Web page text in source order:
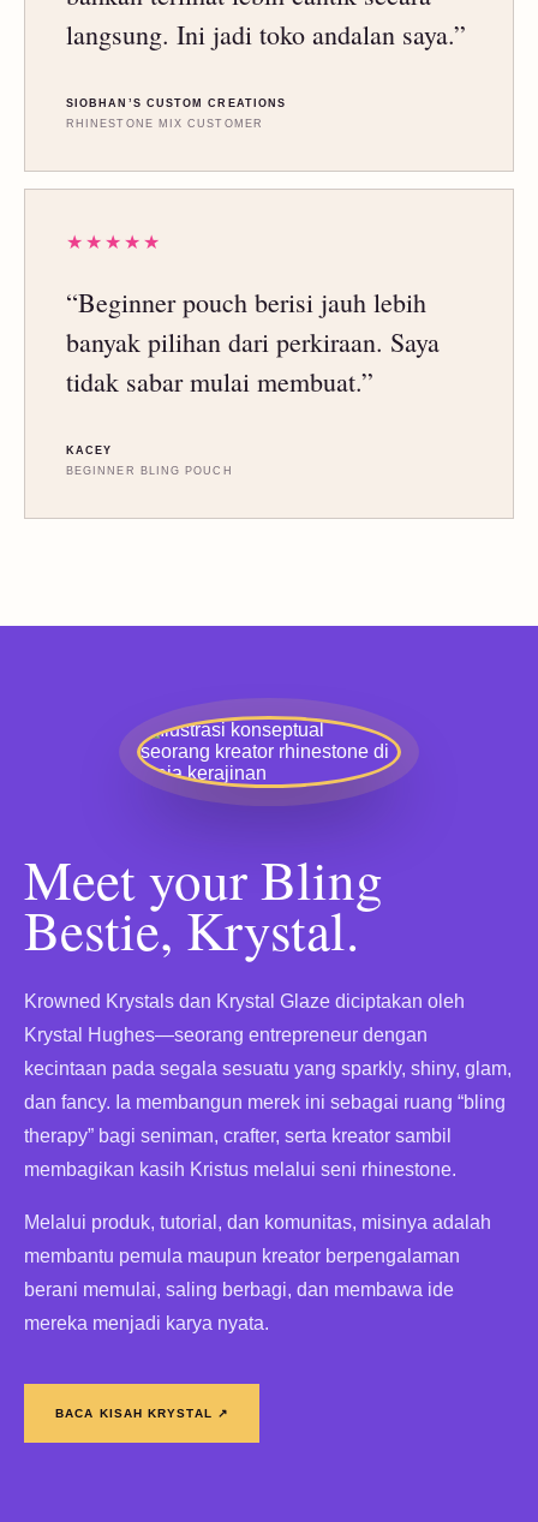
langsung. Ini jadi toko andalan saya.”
SIOBHAN’S CUSTOM CREATIONS
RHINESTONE MIX CUSTOMER
★★★★★
“Beginner pouch berisi jauh lebih
banyak pilihan dari perkiraan. Saya
tidak sabar mulai membuat.”
KACEY
BEGINNER BLING POUCH
Meet your Bling
Bestie, Krystal.
Krowned Krystals dan Krystal Glaze diciptakan oleh
Krystal Hughes—seorang entrepreneur dengan
kecintaan pada segala sesuatu yang sparkly, shiny, glam,
dan fancy. Ia membangun merek ini sebagai ruang “bling
therapy” bagi seniman, crafter, serta kreator sambil
membagikan kasih Kristus melalui seni rhinestone.
Melalui produk, tutorial, dan komunitas, misinya adalah
membantu pemula maupun kreator berpengalaman
berani memulai, saling berbagi, dan membawa ide
mereka menjadi karya nyata.
BACA KISAH KRYSTAL ↗